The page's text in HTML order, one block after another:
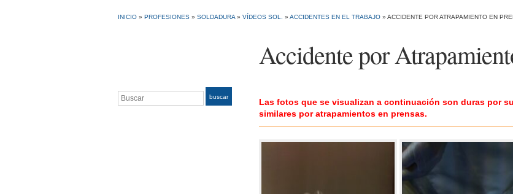
INICIO » PROFESIONES » SOLDADURA » VÍDEOS SOL. » ACCIDENTES EN EL TRABAJO » ACCIDENTE POR ATRAPAMIENTO EN
Accidente por
Buscar buscar
Las fotos que se visualizan a continuación son duras por
similares por atrapamientos en prensas.